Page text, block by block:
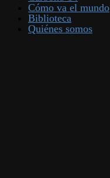
Cómo va el mundo
Biblioteca
Quiénes somos